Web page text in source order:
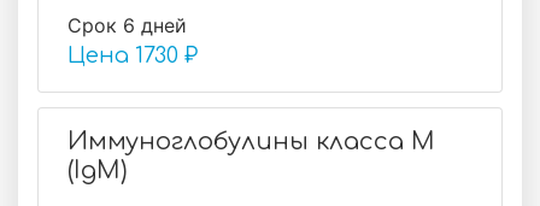
Срок 6 дней
Цена 1730 ₽
Иммуноглобулины класса М
(IgM)